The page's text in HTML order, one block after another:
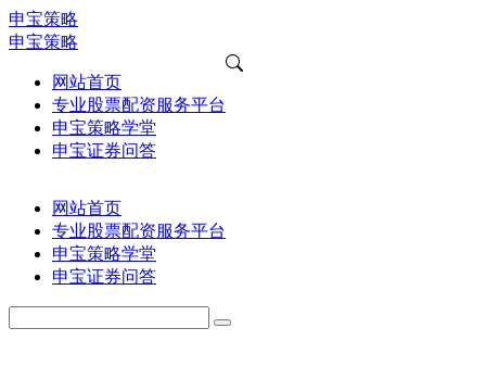
申宝策略
申宝策略
网站首页
专业股票配资服务平台
申宝策略学堂
申宝证券问答
网站首页
专业股票配资服务平台
申宝策略学堂
申宝证券问答